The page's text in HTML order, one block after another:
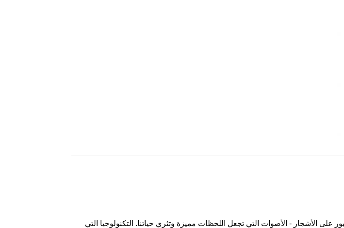
على الأشجار - الأصوات التي تجعل اللحظات مميزة وتثري حياتنا. التكنولوجيا التي